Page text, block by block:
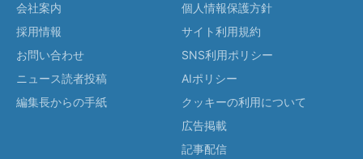
会社案内
採用情報
お問い合わせ
ニュース読者投稿
編集長からの手紙
個人情報保護方針
サイト利用規約
SNS利用ポリシー
AIポリシー
クッキーの利用について
広告掲載
記事配信